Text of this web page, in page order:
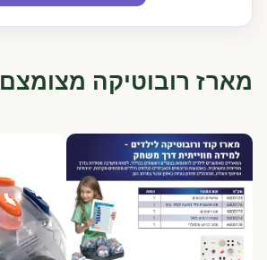
מארז רובוטיקה מצומצם